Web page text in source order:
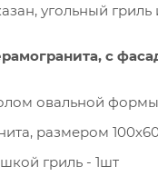
угольный
с
овальной
размером
гриль - 1шт